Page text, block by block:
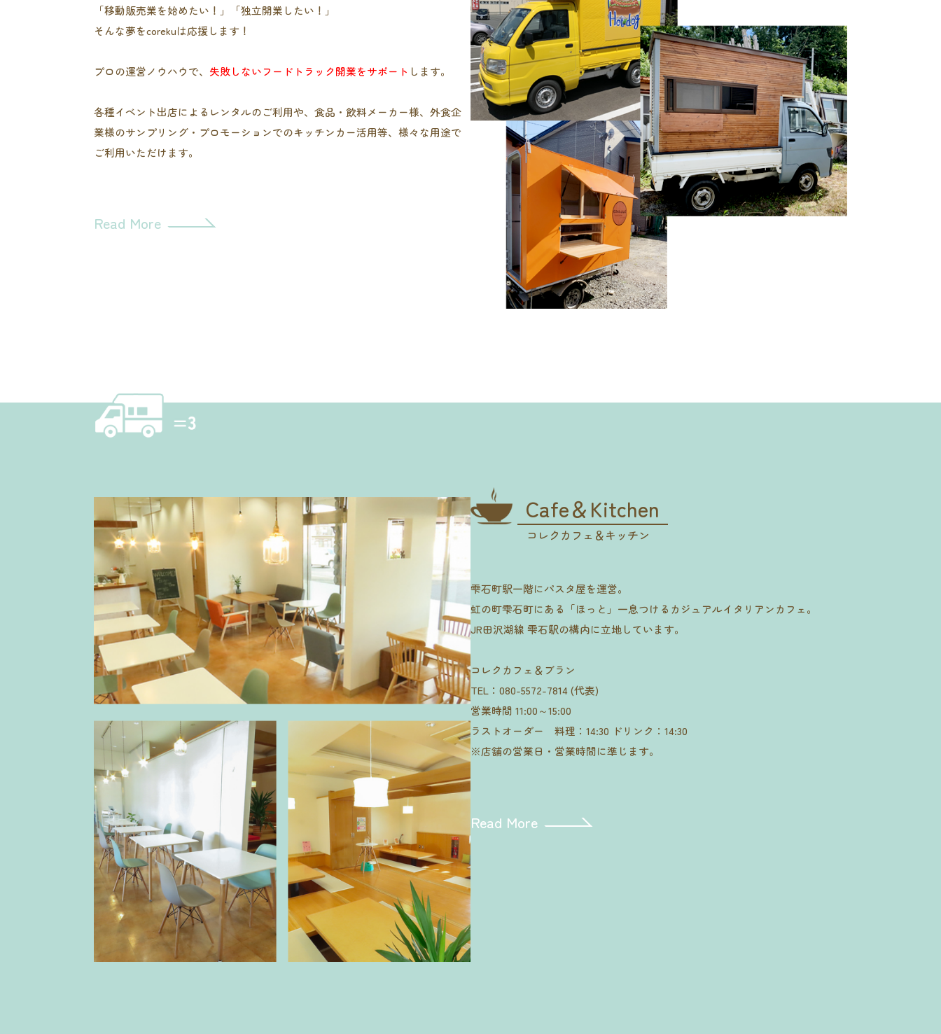
「移動販売業を始めたい！」「独立開業したい！」
そんな夢をcorekuは応援します！
プロの運営ノウハウで、 失敗しないフードトラック開業をサポート します。
各種イベント出店によるレンタルのご利用や、食品・飲料メーカー様、外食企
業様のサンプリング・プロモーションでのキッチンカー活用等、様々な用途で
ご利用いただけます。
Read More
Cafe＆Kitchen
コレクカフェ＆キッチン
雫石町駅一階にパスタ屋を運営。
虹の町雫石町にある「ほっと」一息つけるカジュアルイタリアンカフェ。
JR田沢湖線 雫石駅の構内に立地しています。
コレクカフェ＆ブラン
TEL：080-5572-7814 (代表)
営業時間 11:00～15:00
ラストオーダー 料理：14:30 ドリンク：14:30
※店舗の営業日・営業時間に準じます。
Read More